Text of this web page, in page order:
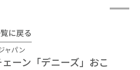
に戻る
ャパン
ーン「デニーズ」おこ